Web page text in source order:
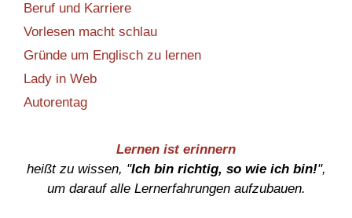
Beruf und Karriere
Vorlesen macht schlau
Gründe um Englisch zu lernen
Lady in Web
Autorentag
Lernen ist erinnern
heißt zu wissen, "Ich bin richtig, so wie ich bin!",
um darauf alle Lernerfahrungen aufzubauen.